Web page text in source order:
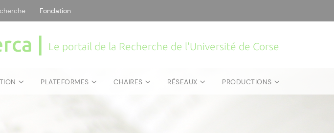
Fondation
| Le portail de la Recherche de l'Université de Corse
PLATEFORMES CHAIRES RÉSEAUX PRODUCTIONS